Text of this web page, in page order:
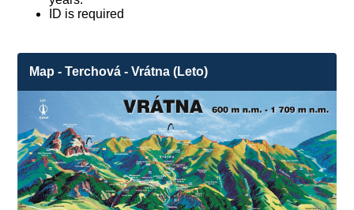
ID is required
Map - Terchová - Vrátna (Leto)